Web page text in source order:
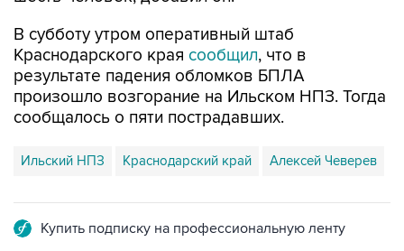
В субботу утром оперативный штаб
Краснодарского края сообщил, что в
результате падения обломков БПЛА
произошло возгорание на Ильском НПЗ. Тогда
сообщалось о пяти пострадавших.
Ильский НПЗ Краснодарский край Алексей Чеверев
Купить подписку на профессиональную ленту